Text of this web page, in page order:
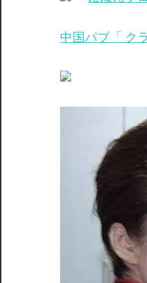
中国パブ「 ク